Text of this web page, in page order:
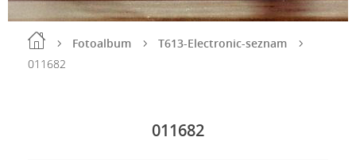
Fotoalbum
T613-Electronic-seznam
011682
011682